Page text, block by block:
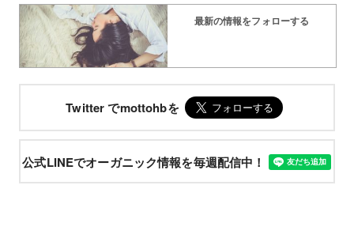
最新の情報をフォローする
Twitter でmottohbを
公式LINEでオーガニック情報を毎週配信中！